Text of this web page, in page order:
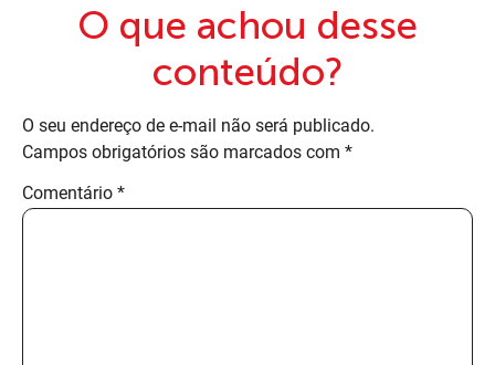
O que achou desse
conteúdo?
O seu endereço de e-mail não será publicado.
Campos obrigatórios são marcados com *
Comentário *